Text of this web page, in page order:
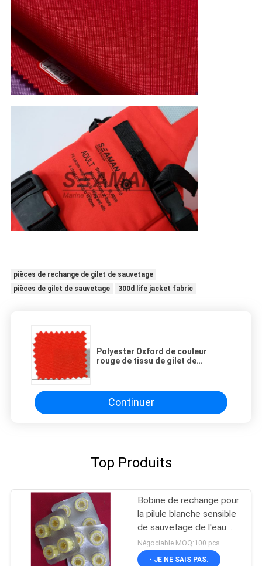
pièces de rechange de gilet de sauvetage
pièces de gilet de sauvetage
300d life jacket fabric
Polyester Oxford de couleur
rouge de tissu de gilet de
Continuer
Top Produits
Bobine de rechange pour
la pilule blanche sensible
de sauvetage de l'eau
gonflable de gilets
Négociable MOQ:100 pcs
- JE NE SAIS PAS.